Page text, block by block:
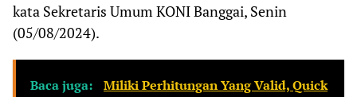
kata Sekretaris Umum KONI Banggai, Senin
(05/08/2024).
Baca juga:
Miliki Perhitungan Yang Valid, Quick